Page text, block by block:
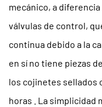
mecánico, a
válvulas de control,
continua debido a la
en sí no tiene piezas
los cojinetes sellados
horas
. La